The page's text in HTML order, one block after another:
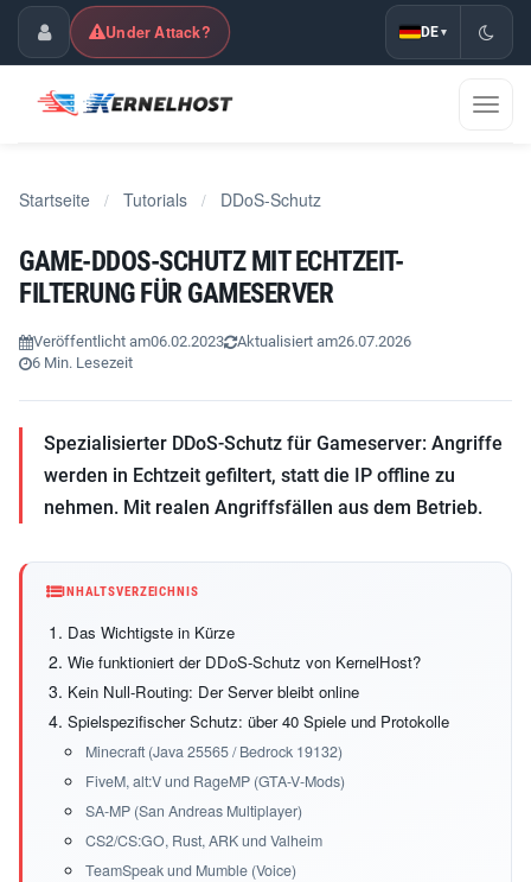
KundencenterUnder Attack? DE ▾
Startseite / Tutorials / DDoS-Schutz
GAME-DDOS-SCHUTZ MIT ECHTZEIT-
FILTERUNG FÜR GAMESERVER
Veröffentlicht am06.02.2023 Aktualisiert am26.07.2026
6 Min. Lesezeit
Spezialisierter DDoS-Schutz für Gameserver: Angriffe
werden in Echtzeit gefiltert, statt die IP offline zu
nehmen. Mit realen Angriffsfällen aus dem Betrieb.
INHALTSVERZEICHNIS
Das Wichtigste in Kürze
Wie funktioniert der DDoS-Schutz von KernelHost?
Kein Null-Routing: Der Server bleibt online
Spielspezifischer Schutz: über 40 Spiele und Protokolle
Minecraft (Java 25565 / Bedrock 19132)
FiveM, alt:V und RageMP (GTA-V-Mods)
SA-MP (San Andreas Multiplayer)
CS2/CS:GO, Rust, ARK und Valheim
TeamSpeak und Mumble (Voice)